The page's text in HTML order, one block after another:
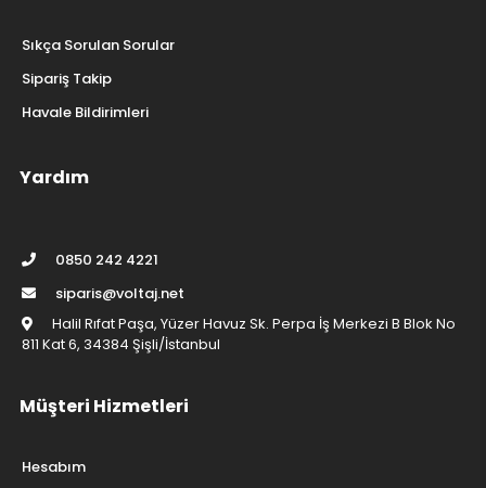
Sıkça Sorulan Sorular
Sipariş Takip
Havale Bildirimleri
Yardım
0850 242 4221
siparis@voltaj.net
Halil Rıfat Paşa, Yüzer Havuz Sk. Perpa İş Merkezi B Blok No
811 Kat 6, 34384 Şişli/İstanbul
Müşteri Hizmetleri
Hesabım